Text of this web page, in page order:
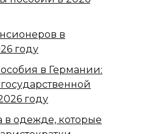
в
году
в Германии:
году
в одежде, которые